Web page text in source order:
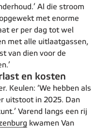
Al die stroom
met enorme
er per dag tot wel
met alle uitlaatgassen,
van dien voor de
en kosten
Keulen: ‘We hebben als
uitstoot in 2025. Dan
Varend langs een rij
kwamen Van